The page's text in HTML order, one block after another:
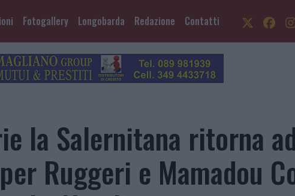
Fotogallery Longobarda Redazione Contatti
la Salernitana ritorna
Ruggeri e Mamadou